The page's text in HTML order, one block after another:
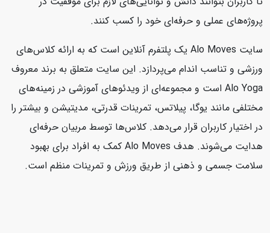
پروژه‌های عملی و حرفه‌ای خود را کسب کنند.
سایت Alo Moves یک پلتفرم آنلاین است که به ارائه کلاس‌های
ورزشی و تناسب اندام می‌پردازد. این سایت متعلق به برند معروف
Alo Yoga است و مجموعه‌ای از ویدئوهای آموزشی در زمینه‌های
مختلفی مانند یوگا، پیلاتس، تمرینات قدرتی، مدیتیشن و بیشتر را
در اختیار کاربران قرار می‌دهد. کلاس‌ها توسط مربیان حرفه‌ای
هدایت می‌شوند. هدف Alo Moves کمک به افراد برای بهبود
سلامت جسمی و ذهنی از طریق ورزش و تمرینات منظم است.